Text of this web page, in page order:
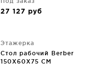
27 127 руб
Этажерка
Стол рабочий Berber
150X60X75 CM